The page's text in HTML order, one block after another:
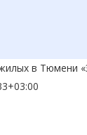
в Тюмени